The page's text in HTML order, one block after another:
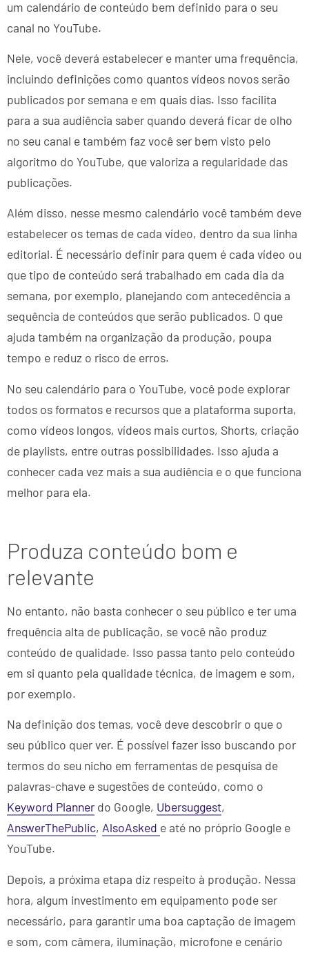
um calendário de conteúdo bem definido para o seu
canal no YouTube.
Nele, você deverá estabelecer e manter uma frequência,
incluindo definições como quantos vídeos novos serão
publicados por semana e em quais dias. Isso facilita
para a sua audiência saber quando deverá ficar de olho
no seu canal e também faz você ser bem visto pelo
algoritmo do YouTube, que valoriza a regularidade das
publicações.
Além disso, nesse mesmo calendário você também deve
estabelecer os temas de cada vídeo, dentro da sua linha
editorial. É necessário definir para quem é cada vídeo ou
que tipo de conteúdo será trabalhado em cada dia da
semana, por exemplo, planejando com antecedência a
sequência de conteúdos que serão publicados. O que
ajuda também na organização da produção, poupa
tempo e reduz o risco de erros.
No seu calendário para o YouTube, você pode explorar
todos os formatos e recursos que a plataforma suporta,
como vídeos longos, vídeos mais curtos, Shorts, criação
de playlists, entre outras possibilidades. Isso ajuda a
conhecer cada vez mais a sua audiência e o que funciona
melhor para ela.
Produza conteúdo bom e
relevante
No entanto, não basta conhecer o seu público e ter uma
frequência alta de publicação, se você não produz
conteúdo de qualidade. Isso passa tanto pelo conteúdo
em si quanto pela qualidade técnica, de imagem e som,
por exemplo.
Na definição dos temas, você deve descobrir o que o
seu público quer ver. É possível fazer isso buscando por
termos do seu nicho em ferramentas de pesquisa de
palavras-chave e sugestões de conteúdo, como o
Keyword Planner do Google, Ubersuggest,
AnswerThePublic, AlsoAsked e até no próprio Google e
YouTube.
Depois, a próxima etapa diz respeito à produção. Nessa
hora, algum investimento em equipamento pode ser
necessário, para garantir uma boa captação de imagem
e som, com câmera, iluminação, microfone e cenário